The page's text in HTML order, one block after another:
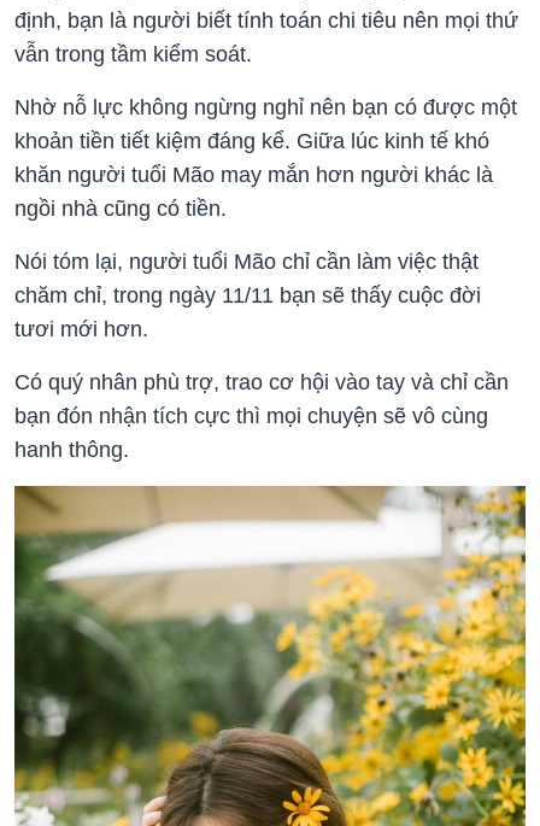
định, bạn là người biết tính toán chi tiêu nên mọi thứ
vẫn trong tầm kiểm soát.
Nhờ nỗ lực không ngừng nghỉ nên bạn có được một
khoản tiền tiết kiệm đáng kể. Giữa lúc kinh tế khó
khăn người tuổi Mão may mắn hơn người khác là
ngồi nhà cũng có tiền.
Nói tóm lại, người tuổi Mão chỉ cần làm việc thật
chăm chỉ, trong ngày 11/11 bạn sẽ thấy cuộc đời
tươi mới hơn.
Có quý nhân phù trợ, trao cơ hội vào tay và chỉ cần
bạn đón nhận tích cực thì mọi chuyện sẽ vô cùng
hanh thông.